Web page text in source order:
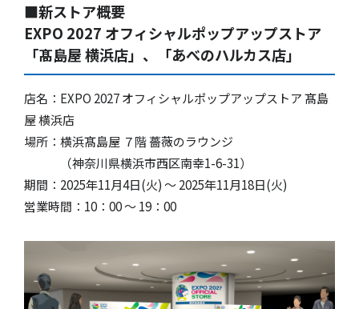
■新ストア概要
EXPO 2027 オフィシャルポップアップストア
「髙島屋 横浜店」、「あべのハルカス店」
店名：EXPO 2027 オフィシャルポップアップストア 髙島
屋 横浜店
場所：横浜髙島屋 ７階 薔薇のラウンジ
（神奈川県横浜市西区南幸1-6-31）
期間：2025年11月4日(火) ～ 2025年11月18日(火)
営業時間：10：00 〜 19：00